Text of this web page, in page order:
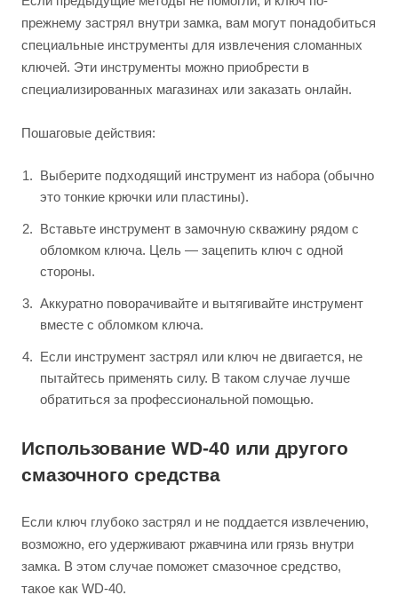
прежнему застрял внутри замка, вам могут понадобиться
специальные инструменты для извлечения сломанных
ключей. Эти инструменты можно приобрести в
специализированных магазинах или заказать онлайн.
Пошаговые действия:
Выберите подходящий инструмент из набора (обычно
это тонкие крючки или пластины).
Вставьте инструмент в замочную скважину рядом с
обломком ключа. Цель — зацепить ключ с одной
стороны.
Аккуратно поворачивайте и вытягивайте инструмент
вместе с обломком ключа.
Если инструмент застрял или ключ не двигается, не
пытайтесь применять силу. В таком случае лучше
обратиться за профессиональной помощью.
Использование WD-40 или другого
смазочного средства
Если ключ глубоко застрял и не поддается извлечению,
возможно, его удерживают ржавчина или грязь внутри
замка. В этом случае поможет смазочное средство,
такое как WD-40.